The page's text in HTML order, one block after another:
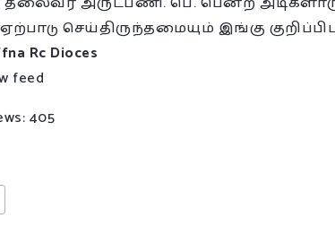
செய்திருந்தமையும் இங்கு
Rc Dioces
feed
405